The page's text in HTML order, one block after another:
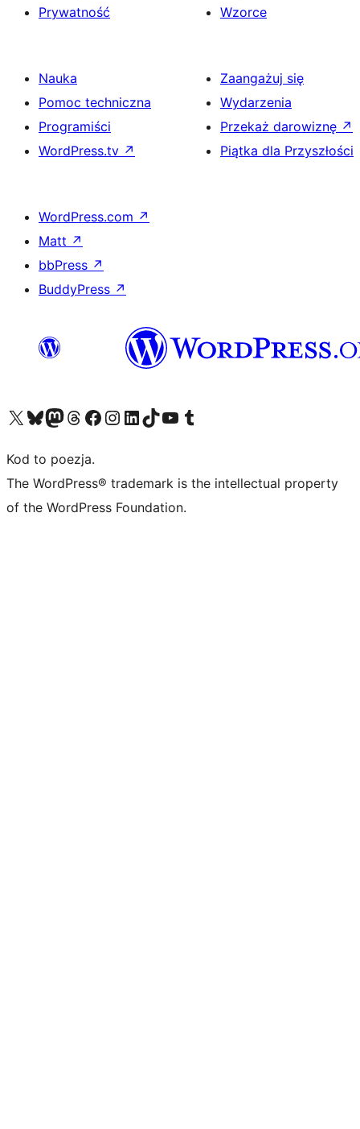
Prywatność
Wzorce
Nauka
Pomoc techniczna
Programiści
WordPress.tv ↗
Zaangażuj się
Wydarzenia
Przekaż darowiznę ↗
Piątka dla Przyszłości
WordPress.com ↗
Matt ↗
bbPress ↗
BuddyPress ↗
Odwiedź nasze konto X (dawniej Twitter)
Odwiedź nasze konto Bluesky
Odwiedź nasze konto na Mastodoncie
Odwiedź naszego Threadsa
Odwiedź naszego Facebooka
Odwiedź nasze konto na Instagramie
Odwiedź nasze konto na LinkedIn
Odwiedź naszego TikToka
Odwiedź nasz kanał YouTube
Odwiedź naszego Tumblra
Kod to poezja.
The WordPress® trademark is the intellectual property
of the WordPress Foundation.